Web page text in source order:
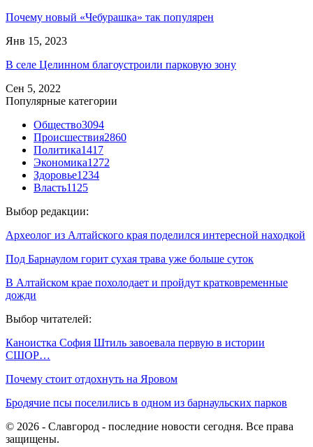
Почему новый «Чебурашка» так популярен
Янв 15, 2023
В селе Целинном благоустроили парковую зону
Сен 5, 2022
Популярные категории
Общество3094
Происшествия2860
Политика1417
Экономика1272
Здоровье1234
Власть1125
Выбор редакции:
Археолог из Алтайского края поделился интересной находкой
Под Барнаулом горит сухая трава уже больше суток
В Алтайском крае похолодает и пройдут кратковременные
дожди
Выбор читателей:
Каноистка София Штиль завоевала первую в истории
СШОР…
Почему стоит отдохнуть на Яровом
Бродячие псы поселились в одном из барнаульских парков
© 2026 - Славгород - последние новости сегодня. Все права
защищены.